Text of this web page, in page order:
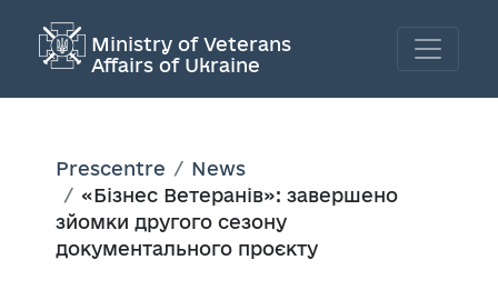
Ministry of Veterans
Affairs of Ukraine
Prescentre
News
«Бізнес Ветеранів»: завершено
зйомки другого сезону
документального проєкту